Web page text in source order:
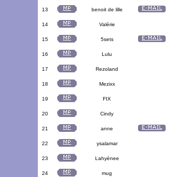
13 benoit de lille
14 Valérie
15 5sets
16 Lulu
17 Rezoland
18 Mezixx
19 FIX
20 Cindy
21 anne
22 ysalamar
23 Lahyènee
24 mug